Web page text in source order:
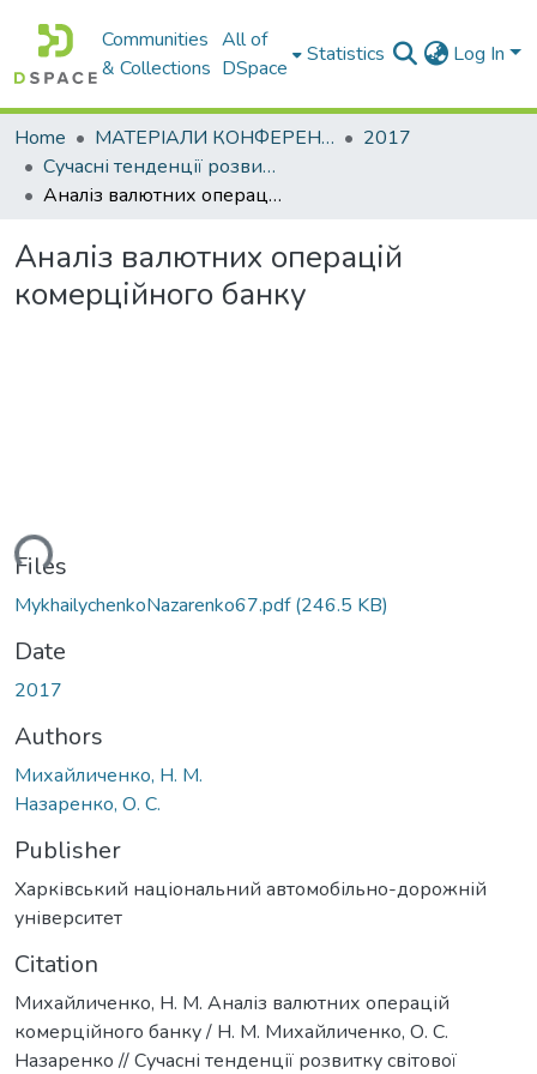
Communities
& Collections
All of
DSpace
Statistics Log In
Home МАТЕРІАЛИ КОНФЕРЕНЦІЙ
2017
Сучасні тенденції розвитку світової економіки. Том. І
Аналіз валютних операцій комерційного банку
Аналіз валютних операцій
комерційного банку
Files
MykhailychenkoNazarenko67.pdf(246.5 KB)
Date
2017
Authors
Михайличенко, Н. М.
Назаренко, О. С.
Publisher
Харківський національний автомобільно-дорожній
університет
Citation
Михайличенко, Н. М. Аналіз валютних операцій
комерційного банку / Н. М. Михайличенко, О. С.
Назаренко // Сучасні тенденції розвитку світової